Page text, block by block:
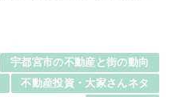
宇都宮市の不動産と街の動向
不動産投資・大家さんネタ